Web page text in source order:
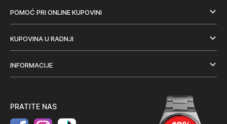
POMOĆ PRI ONLINE KUPOVINI
KUPOVINA U RADNJI
INFORMACIJE
PRATITE NAS